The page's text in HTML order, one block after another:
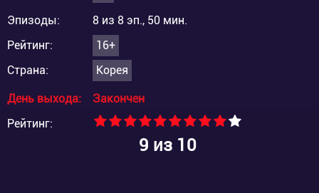
Эпизоды:
8 из 8 эп., 50 мин.
Рейтинг:
16+
Страна:
Корея
День выхода:
Закончен
Рейтинг:
9 из 10